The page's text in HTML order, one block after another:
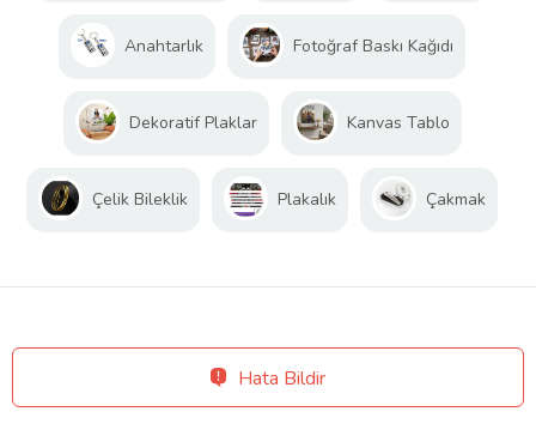
Anahtarlık Fotoğraf Baskı Kağıdı
Dekoratif Plaklar Kanvas Tablo
Çelik Bileklik Plakalık Çakmak
Hata Bildir